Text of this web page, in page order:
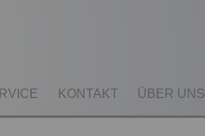
KONTAKT ÜBER UNS